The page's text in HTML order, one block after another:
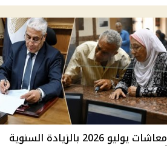
معاشات يوليو 2026 بالزيادة السنوية